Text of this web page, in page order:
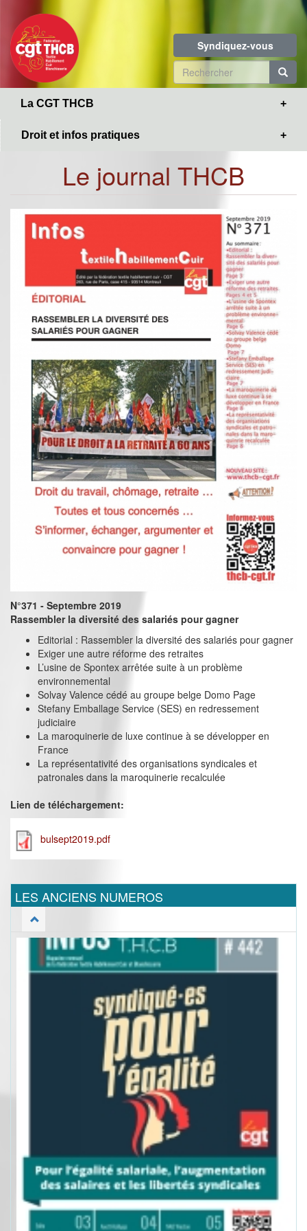
contenu
principal
Syndiquez-vous
Formulaire
de
La CGT THCB
Droit et infos pratiques
Le journal THCB
N°371 - Septembre 2019
Rassembler la diversité des salariés pour gagner
Editorial : Rassembler la diversité des salariés pour gagner
Exiger une autre réforme des retraites
L’usine de Spontex arrêtée suite à un problème
environnemental
Solvay Valence cédé au groupe belge Domo Page
Stefany Emballage Service (SES) en redressement
judiciaire
La maroquinerie de luxe continue à se développer en
France
La représentativité des organisations syndicales et
patronales dans la maroquinerie recalculée
Lien de téléchargement:
bulsept2019.pdf
LES ANCIENS NUMEROS